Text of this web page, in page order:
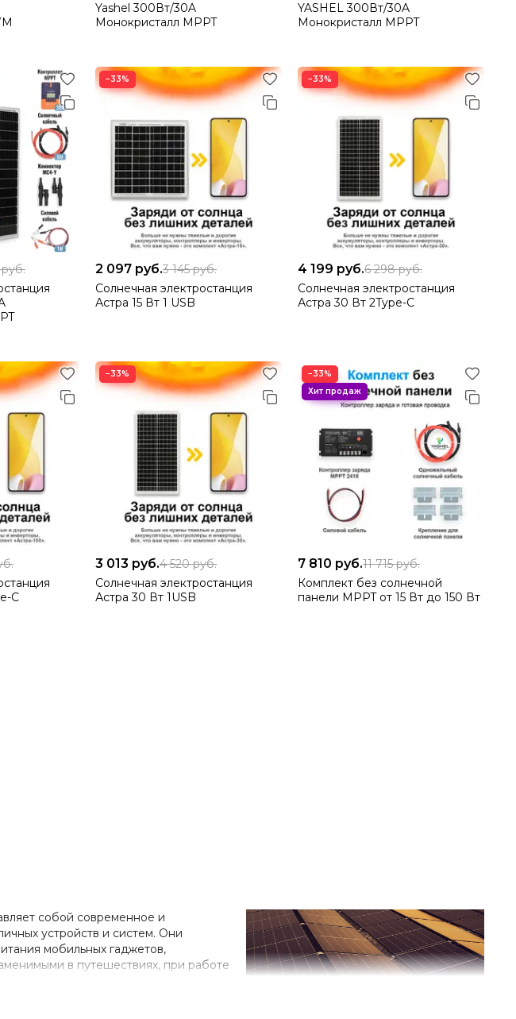
Yashel 300Вт/30A
Монокристалл MPPT
YASHEL 300Вт/30A
Монокристалл MPPT
руб.
−33%
2 097 руб.3 145руб.
Солнечная электростанция
Астра 15 Вт 1 USB
−33%
4 199 руб.6 298руб.
Солнечная электростанция
Астра 30 Вт 2Type-C
C
−33%
3 013 руб.4 520руб.
Солнечная электростанция
Астра 30 Вт 1USB
−33%
7 810 руб.11 715руб.
Комплект без солнечной
панели MPPT от 15 Вт до 150 Вт
собой современное и
устройств и систем. Они
мобильных гаджетов,
в путешествиях, при работе